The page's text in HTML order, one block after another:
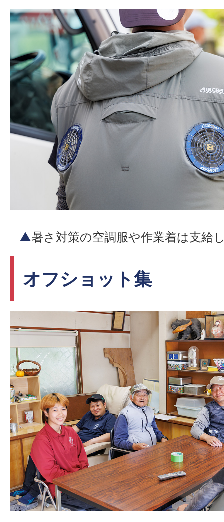
▲暑さ対策の空調服や作業着は支給
オフショット集